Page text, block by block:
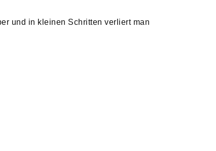
und in kleinen Schritten verliert man